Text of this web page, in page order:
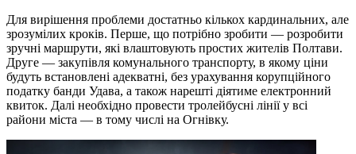
Для вирішення проблеми достатньо кількох кардинальних, але
зрозумілих кроків. Перше, що потрібно зробити — розробити
зручні маршрути, які влаштовують простих жителів Полтави.
Друге — закупівля комунального транспорту, в якому ціни
будуть встановлені адекватні, без урахування корупційного
податку банди Удава, а також нарешті діятиме електронний
квиток. Далі необхідно провести тролейбусні лінії у всі
райони міста — в тому числі на Огнівку.